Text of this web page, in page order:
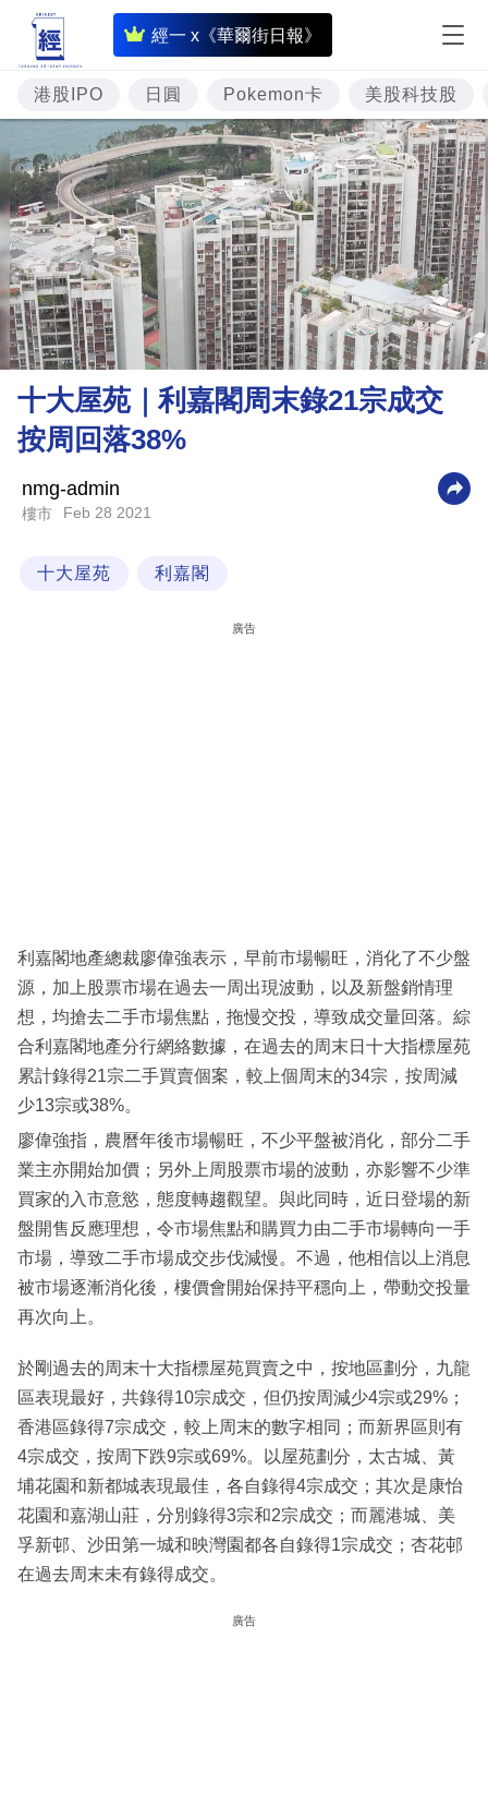
經一 x《華爾街日報》
即
時
財
經
專
題
投
資
樓
市
理
商
科
區
港股IPO 日圓 Pokemon卡 美股科技股
十大屋苑｜利嘉閣周末錄21宗成交
按周回落38%
nmg-admin
樓市 Feb 28 2021
十大屋苑 利嘉閣
廣告
利嘉閣地產總裁廖偉強表示，早前市場暢旺，消化了不少盤
源，加上股票市場在過去一周出現波動，以及新盤銷情理
想，均搶去二手市場焦點，拖慢交投，導致成交量回落。綜
合利嘉閣地產分行網絡數據，在過去的周末日十大指標屋苑
累計錄得21宗二手買賣個案，較上個周末的34宗，按周減
少13宗或38%。
廖偉強指，農曆年後市場暢旺，不少平盤被消化，部分二手
業主亦開始加價；另外上周股票市場的波動，亦影響不少準
買家的入市意慾，態度轉趨觀望。與此同時，近日登場的新
盤開售反應理想，令市場焦點和購買力由二手市場轉向一手
市場，導致二手市場成交步伐減慢。不過，他相信以上消息
被市場逐漸消化後，樓價會開始保持平穩向上，帶動交投量
再次向上。
於剛過去的周末十大指標屋苑買賣之中，按地區劃分，九龍
區表現最好，共錄得10宗成交，但仍按周減少4宗或29%；
香港區錄得7宗成交，較上周末的數字相同；而新界區則有
4宗成交，按周下跌9宗或69%。以屋苑劃分，太古城、黃
埔花園和新都城表現最佳，各自錄得4宗成交；其次是康怡
花園和嘉湖山莊，分別錄得3宗和2宗成交；而麗港城、美
孚新邨、沙田第一城和映灣園都各自錄得1宗成交；杏花邨
在過去周末未有錄得成交。
廣告